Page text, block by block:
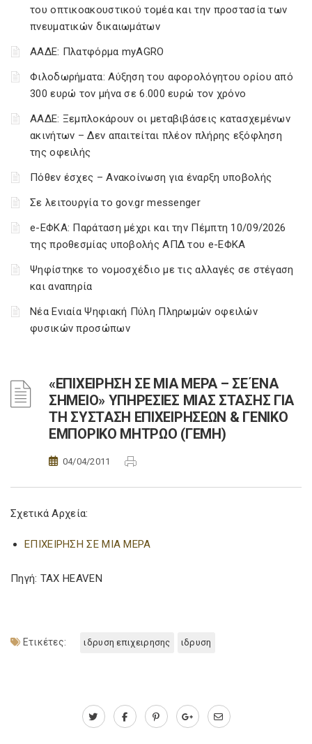
του οπτικοακουστικού τομέα και την προστασία των
πνευματικών δικαιωμάτων
ΑΑΔΕ: Πλατφόρμα myAGRO
Φιλοδωρήματα: Αύξηση του αφορολόγητου ορίου από
300 ευρώ τον μήνα σε 6.000 ευρώ τον χρόνο
ΑΑΔΕ: Ξεμπλοκάρουν οι μεταβιβάσεις κατασχεμένων
ακινήτων – Δεν απαιτείται πλέον πλήρης εξόφληση
της οφειλής
Πόθεν έσχες – Ανακοίνωση για έναρξη υποβολής
Σε λειτουργία το gov.gr messenger
e-ΕΦΚΑ: Παράταση μέχρι και την Πέμπτη 10/09/2026
της προθεσμίας υποβολής ΑΠΔ του e-ΕΦΚΑ
Ψηφίστηκε το νομοσχέδιο με τις αλλαγές σε στέγαση
και αναπηρία
Νέα Ενιαία Ψηφιακή Πύλη Πληρωμών οφειλών
φυσικών προσώπων
«ΕΠΙΧΕΙΡΗΣΗ ΣΕ ΜΙΑ ΜΕΡΑ – ΣΕ ΈΝΑ
ΣΗΜΕΙΟ» ΥΠΗΡΕΣΙΕΣ ΜΙΑΣ ΣΤΑΣΗΣ ΓΙΑ
ΤΗ ΣΥΣΤΑΣΗ ΕΠΙΧΕΙΡΗΣΕΩΝ & ΓΕΝΙΚΟ
ΕΜΠΟΡΙΚΟ ΜΗΤΡΩΟ (ΓΕΜΗ)
04/04/2011
Σχετικά Αρχεία:
ΕΠΙΧΕΙΡΗΣΗ ΣΕ ΜΙΑ ΜΕΡΑ
Πηγή: TAX HEAVEN
Ετικέτες: ιδρυση επιχειρησης ιδρυση